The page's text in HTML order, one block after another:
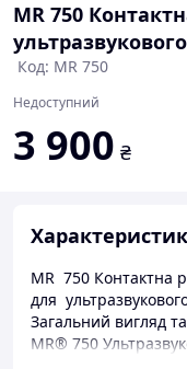
MR 750
Код: MR 750
Недоступний
3 900 ₴
MR 750 Контактна
для
Загальний вигляд
MR® 750